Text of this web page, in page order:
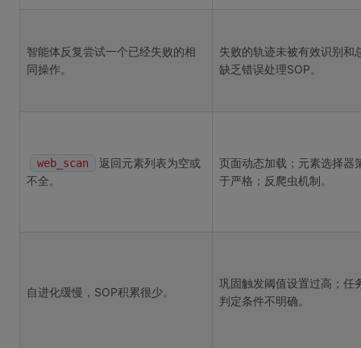
智能体反复尝试一个已经失败的相
同操作。
失败的轨迹未被有效识别和
缺乏错误处理SOP。
web_scan
返回元素列表为空或
不全。
页面动态加载；元素选择器
于严格；反爬虫机制。
自进化缓慢，SOP积累很少。
巩固触发阈值设置过高；任
判定条件不明确。